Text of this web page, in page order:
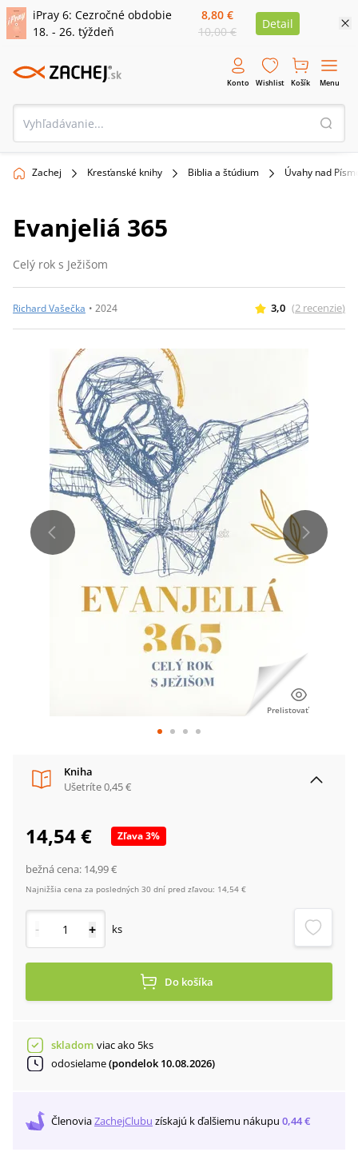
iPray 6: Cezročné obdobie
18. - 26. týždeň
8,80 €
10,00 €
Detail
Konto Wishlist Košík Menu
Zachej Kresťanské knihy Biblia a štúdium Úvahy nad
Evanjeliá 365
Celý rok s Ježišom
Richard Vašečka • 2024 3,0 (2 recenzie)
Prelistovať
Kniha
Ušetríte0,45 €
14,54 € Zľava3%
bežná cena: 14,99 €
Najnižšia cena za posledných 30 dní pred zľavou: 14,54 €
- + ks
Do košíka
skladom viac ako 5ks
odosielame(pondelok 10.08.2026)
ČlenoviaZachejClubu získajú k ďalšiemu nákupu 0,44 €